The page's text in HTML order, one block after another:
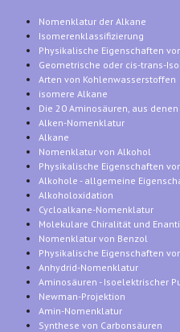
Nomenklatur der Alkane
Isomerenklassifizierung
Physikalische Eigenschaften
Geometrische oder cis-trans-
Arten von Kohlenwasserstoffen
isomere Alkane
Die 20 Aminosäuren, aus
Alken-Nomenklatur
Alkane
Nomenklatur von Alkohol
Physikalische Eigenschaften
Alkohole - allgemeine
Alkoholoxidation
Cycloalkane-Nomenklatur
Molekulare Chiralität und
Nomenklatur von Benzol
Physikalische Eigenschaften
Anhydrid-Nomenklatur
Aminosäuren - Isoelektrischer
Newman-Projektion
Amin-Nomenklatur
Synthese von Carbonsäuren